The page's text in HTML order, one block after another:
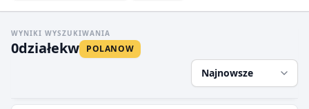
WYNIKI WYSZUKIWANIA
0działekw POLANOW
Najnowsze